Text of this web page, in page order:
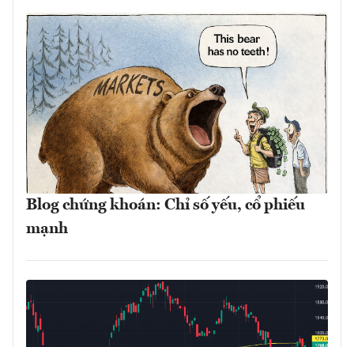
Blog chứng khoán: Chỉ số yếu, cổ phiếu
mạnh